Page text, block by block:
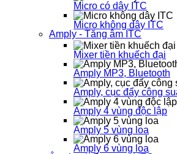
Micro có dây ITC
Micro không dây ITC
Amply - Tăng âm ITC
Mixer tiền khuếch đại
Amply MP3, Bluetooth
Amply, cục đẩy công
Amply 4 vùng độc lập
Amply 5 vùng loa
Amply 6 vùng loa